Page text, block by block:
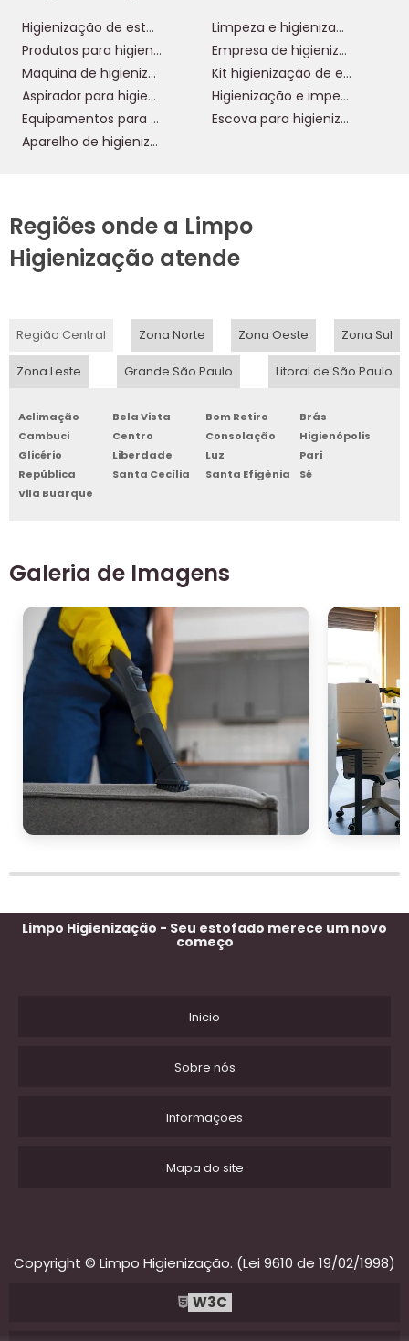
Higienização de estofados
Limpeza e higienização de estofados
Produtos para higienização de estofados
Empresa de higienização de estofados
Maquina de higienização de estofados
Kit higienização de estofados
Aspirador para higienização de estofados
Higienização e impermeabilização de estofados
Equipamentos para higienização de estofados
Escova para higienização de estofados
Aparelho de higienização de estofados
Regiões onde a Limpo
Higienização atende
Região Central Zona Norte Zona Oeste Zona Sul
Zona Leste Grande São Paulo Litoral de São Paulo
Aclimação Bela Vista Bom Retiro
Brás
Cambuci
Centro Consolação
Higienópolis
Glicério
Liberdade Luz
Pari
República
Santa Cecília Santa Efigênia
Sé
Vila Buarque
Galeria de Imagens
Limpo Higienização - Seu estofado merece um novo
começo
Inicio
Sobre nós
Informações
Mapa do site
Copyright © Limpo Higienização. (Lei 9610 de 19/02/1998)
W3C